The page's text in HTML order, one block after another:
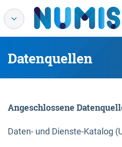
Datenquellen
Angeschlossene
Daten- und Dienste-Katalog